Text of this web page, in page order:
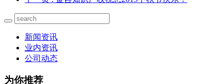
新闻资讯
业内资讯
公司动态
为你推荐